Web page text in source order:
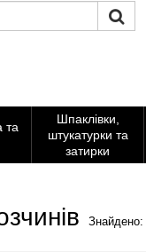
та
Шпаклівки,
штукатурки та
затирки
Знайдено: